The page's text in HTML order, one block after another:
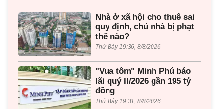
Nhà ở xã hội cho thuê sai
quy định, chủ nhà bị phạt
thế nào?
Thứ Bảy 19:36, 8/8/2026
"Vua tôm" Minh Phú báo
lãi quý II/2026 gần 195 tỷ
đồng
Thứ Bảy 19:31, 8/8/2026